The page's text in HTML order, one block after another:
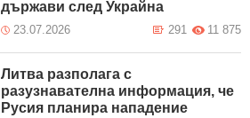
държави след Украйна
23.07.2026 11 875
291
Литва разполага с
разузнавателна информация, че
Русия планира нападение